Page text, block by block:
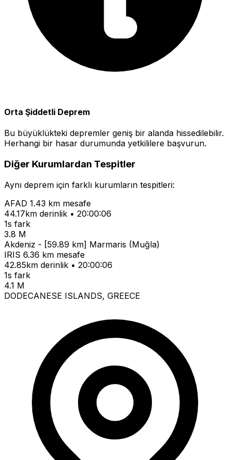
Orta Şiddetli Deprem
Bu büyüklükteki depremler geniş bir alanda hissedilebilir.
Herhangi bir hasar durumunda yetkililere başvurun.
Diğer Kurumlardan Tespitler
Aynı deprem için farklı kurumların tespitleri:
AFAD 1.43 km mesafe
44.17km derinlik • 20:00:06
1s fark
3.8 M
Akdeniz - [59.89 km] Marmaris (Muğla)
IRIS 6.36 km mesafe
42.85km derinlik • 20:00:06
1s fark
4.1 M
DODECANESE ISLANDS, GREECE